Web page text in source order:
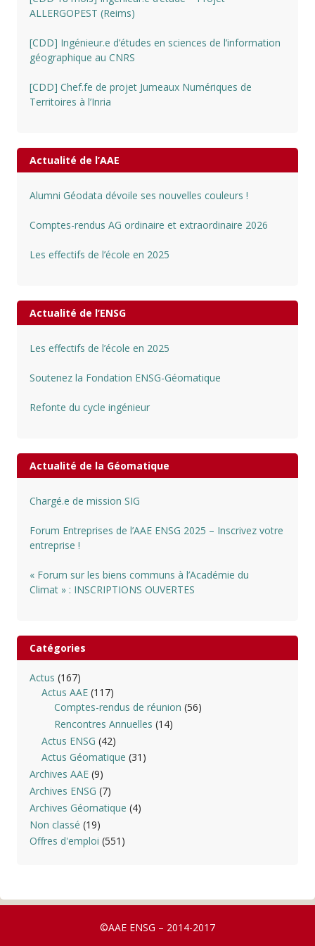
ALLERGOPEST (Reims)
[CDD] Ingénieur.e d’études en sciences de l’information
géographique au CNRS
[CDD] Chef.fe de projet Jumeaux Numériques de
Territoires à l’Inria
Actualité de l’AAE
Alumni Géodata dévoile ses nouvelles couleurs !
Comptes-rendus AG ordinaire et extraordinaire 2026
Les effectifs de l’école en 2025
Actualité de l’ENSG
Les effectifs de l’école en 2025
Soutenez la Fondation ENSG-Géomatique
Refonte du cycle ingénieur
Actualité de la Géomatique
Chargé.e de mission SIG
Forum Entreprises de l’AAE ENSG 2025 – Inscrivez votre
entreprise !
« Forum sur les biens communs à l’Académie du
Climat » : INSCRIPTIONS OUVERTES
Catégories
Actus (167)
Actus AAE (117)
Comptes-rendus de réunion (56)
Rencontres Annuelles (14)
Actus ENSG (42)
Actus Géomatique (31)
Archives AAE(9)
Archives ENSG (7)
Archives Géomatique (4)
Non classé (19)
Offres d'emploi (551)
©AAE ENSG – 2014-2017